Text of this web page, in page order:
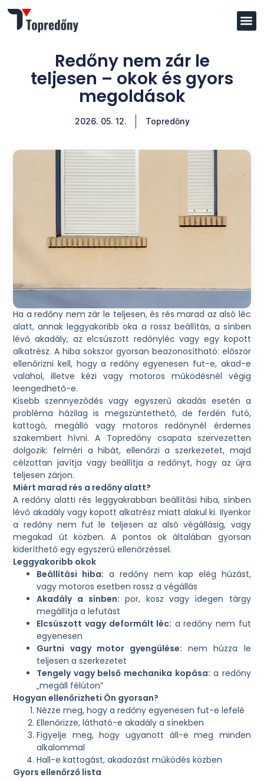
Redőny nem zár le
teljesen – okok és gyors
megoldások
2026. 05. 12. Topredőny
Ha a redőny nem zár le teljesen, és rés marad az alsó léc
alatt, annak leggyakoribb oka a rossz beállítás, a sínben
lévő akadály, az elcsúszott redőnyléc vagy egy kopott
alkatrész. A hiba sokszor gyorsan beazonosítható: először
ellenőrizni kell, hogy a redőny egyenesen fut-e, akad-e
valahol, illetve kézi vagy motoros működésnél végig
leengedhető-e.
Kisebb szennyeződés vagy egyszerű akadás esetén a
probléma házilag is megszüntethető, de ferdén futó,
kattogó, megálló vagy motoros redőnynél érdemes
szakembert hívni. A Topredőny csapata szervezetten
dolgozik: felméri a hibát, ellenőrzi a szerkezetet, majd
célzottan javítja vagy beállítja a redőnyt, hogy az újra
teljesen zárjon.
Miért marad rés a redőny alatt?
A redőny alatti rés leggyakrabban beállítási hiba, sínben
lévő akadály vagy kopott alkatrész miatt alakul ki. Ilyenkor
a redőny nem fut le teljesen az alsó végállásig, vagy
megakad út közben. A pontos ok általában gyorsan
kideríthető egy egyszerű ellenőrzéssel.
Leggyakoribb okok
Beállítási hiba: a redőny nem kap elég húzást,
vagy motoros esetben rossz a végállás
Akadály a sínben: por, kosz vagy idegen tárgy
megállítja a lefutást
Elcsúszott vagy deformált léc: a redőny nem fut
egyenesen
Gurtni vagy motor gyengülése: nem húzza le
teljesen a szerkezetet
Tengely vagy belső mechanika kopása: a redőny
„megáll félúton”
Hogyan ellenőrizheti Ön gyorsan?
Nézze meg, hogy a redőny egyenesen fut-e lefelé
Ellenőrizze, látható-e akadály a sínekben
Figyelje meg, hogy ugyanott áll-e meg minden
alkalommal
Hall-e kattogást, akadozást működés közben
Gyors ellenőrző lista